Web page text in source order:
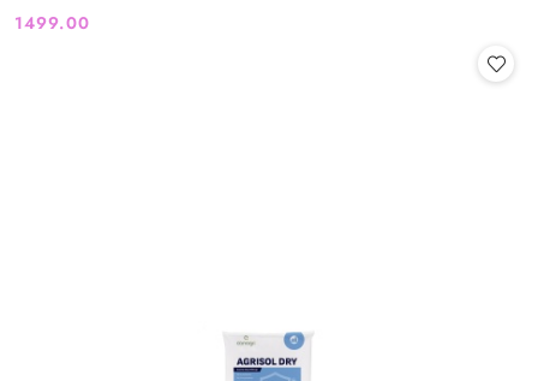
Cena:
1499.00